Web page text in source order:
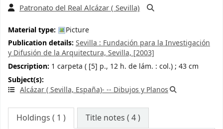
Patronato del Real Alcázar ( Sevilla)
Material type:
Picture
Publication details: Sevilla :Fundación para la Investigación
y Difusión de la Arquitectura, Sevilla,[2003]
Description: 1 carpeta ( [5] p., 12 h. de lám. : col.) ; 43 cm
Subject(s):
Alcázar ( Sevilla, España)- -- Dibujos y Planos
Holdings ( 1 ) Title notes ( 4 )